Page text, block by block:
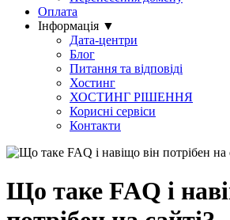
Оплата
Інформація ▼
Дата-центри
Блог
Питання та відповіді
Хостинг
ХОСТИНГ РІШЕННЯ
Корисні сервіси
Контакти
Що таке FAQ і